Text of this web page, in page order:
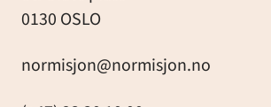
0130 OSLO
normisjon@normisjon.no